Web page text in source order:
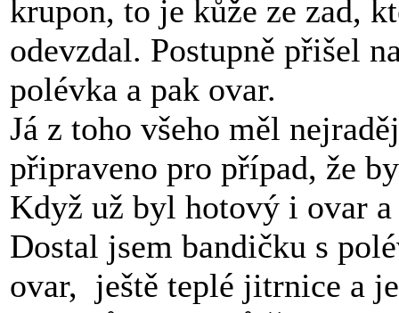
krupon, to je kůže ze zad,
odevzdal. Postupně přišel
polévka a pak ovar.
Já z toho všeho měl
připraveno pro případ, že
Když už byl hotový i ovar
Dostal jsem bandičku s
ovar, ještě teplé jitrnice a